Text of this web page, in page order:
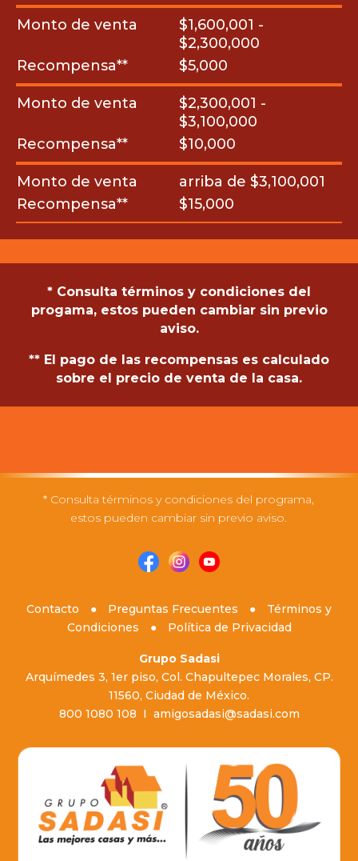
Monto de venta
$1,600,001 -
$2,300,000
Recompensa**
$5,000
Monto de venta
$2,300,001 -
$3,100,000
Recompensa**
$10,000
Monto de venta
arriba de $3,100,001
Recompensa**
$15,000
* Consulta términos y condiciones del
progama, estos pueden cambiar sin previo
aviso.
** El pago de las recompensas es calculado
sobre el precio de venta de la casa.
* Consulta términos y condiciones del programa,
estos pueden cambiar sin previo aviso.
Contacto ● Preguntas Frecuentes ●
Términos y
Condiciones
● Política de Privacidad
Grupo Sadasi
Arquímedes 3, 1er piso, Col. Chapultepec Morales, CP.
11560, Ciudad de México.
800 1080 108 I amigosadasi@sadasi.com